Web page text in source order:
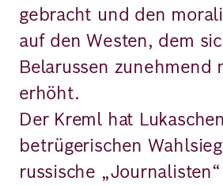
gebracht und den
auf den Westen, dem
Belarussen zunehmend
erhöht.
Der Kreml hat
betrügerischen
russische